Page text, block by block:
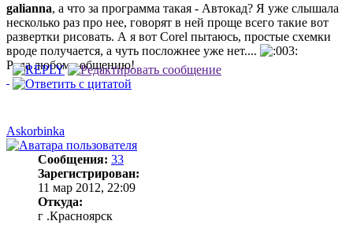
galianna, а что за программа такая - Автокад? Я уже слышала
несколько раз про нее, говорят в ней проще всего такие вот
развертки рисовать. А я вот Corel пытаюсь, простые схемки
вроде получается, а чуть посложнее уже нет....
Рада любому общению!
Askorbinka
Сообщения: 33
Зарегистрирован:
11 мар 2012, 22:09
Откуда:
г .Красноярск